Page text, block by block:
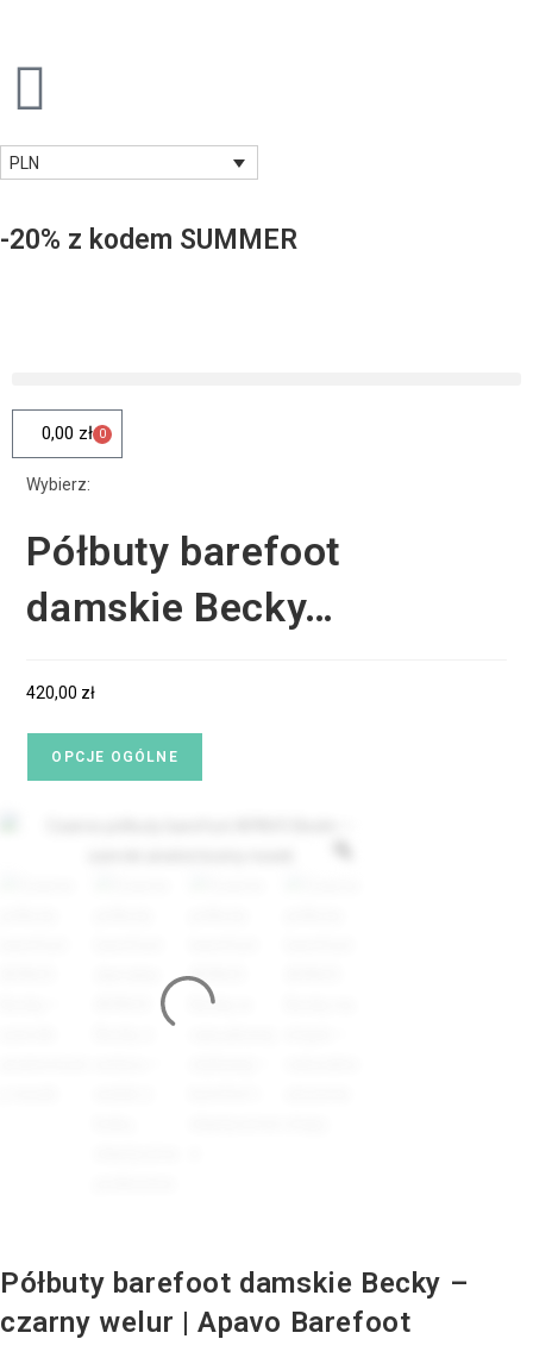
PLN
-20% z kodem SUMMER
0,00 zł 0
Wybierz:
Półbuty barefoot
damskie Becky…
420,00 zł
OPCJE OGÓLNE
Półbuty barefoot damskie Becky –
czarny welur | Apavo Barefoot